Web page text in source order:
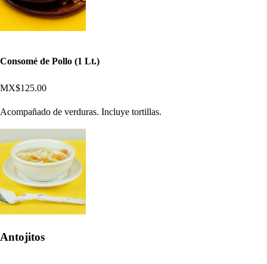
Consomé de Pollo (1 Lt.)
MX$125.00
Acompañado de verduras. Incluye tortillas.
Antojitos